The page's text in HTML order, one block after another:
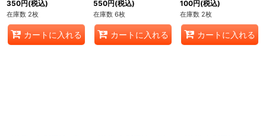
350円(税込)
在庫数 2枚
カートに入れる
550円(税込)
在庫数 6枚
カートに入れる
100円(税込)
在庫数 2枚
カートに入れる